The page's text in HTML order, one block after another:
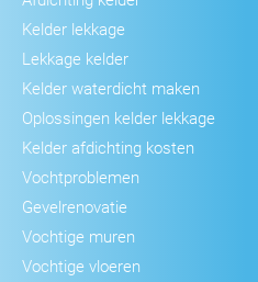
Kelder lekkage
Lekkage kelder
Kelder waterdicht maken
Oplossingen kelder lekkage
Kelder afdichting kosten
Vochtproblemen
Gevelrenovatie
Vochtige muren
Vochtige vloeren